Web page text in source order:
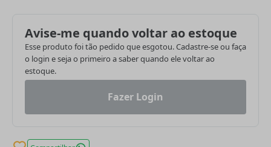
Avise-me quando voltar ao estoque
Esse produto foi tão pedido que esgotou. Cadastre-se ou faça
o login e seja o primeiro a saber quando ele voltar ao
estoque.
Fazer Login